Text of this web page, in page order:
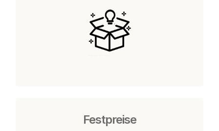
Festpreise